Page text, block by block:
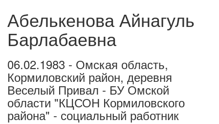
Абелькенова Айнагуль
Барлабаевна
06.02.1983 - Омская область,
Кормиловский район, деревня
Веселый Привал - БУ Омской
области "КЦСОН Кормиловского
района" - социальный работник